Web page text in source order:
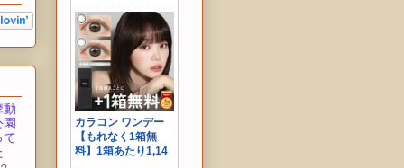
動
て